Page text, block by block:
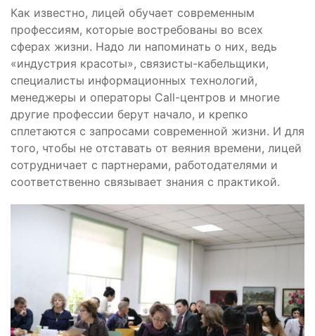
Как известно, лицей обучает современным
профессиям, которые востребованы во всех
сферах жизни. Надо ли напоминать о них, ведь
«индустрия красоты», связисты-кабельщики,
специалисты информационных технологий,
менеджеры и операторы Call-центров и многие
другие профессии берут начало, и крепко
сплетаются с запросами современной жизни. И для
того, чтобы не отставать от веяния времени, лицей
сотрудничает с партнерами, работодателями и
соответственно связывает знания с практикой.